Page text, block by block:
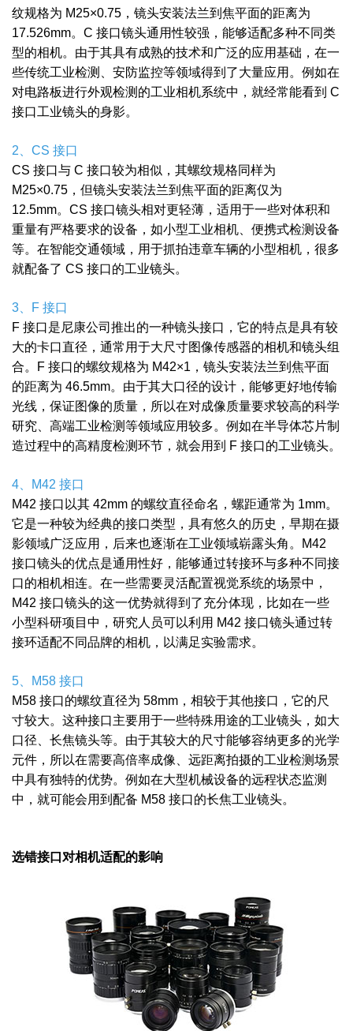
纹规格为 M25×0.75，镜头安装法兰到焦平面的距离为
17.526mm。C 接口镜头通用性较强，能够适配多种不同类
型的相机。由于其具有成熟的技术和广泛的应用基础，在一
些传统工业检测、安防监控等领域得到了大量应用。例如在
对电路板进行外观检测的工业相机系统中，就经常能看到 C
接口工业镜头的身影。
2、CS 接口
CS 接口与 C 接口较为相似，其螺纹规格同样为
M25×0.75，但镜头安装法兰到焦平面的距离仅为
12.5mm。CS 接口镜头相对更轻薄，适用于一些对体积和
重量有严格要求的设备，如小型工业相机、便携式检测设备
等。在智能交通领域，用于抓拍违章车辆的小型相机，很多
就配备了 CS 接口的工业镜头。
3、F 接口
F 接口是尼康公司推出的一种镜头接口，它的特点是具有较
大的卡口直径，通常用于大尺寸图像传感器的相机和镜头组
合。F 接口的螺纹规格为 M42×1，镜头安装法兰到焦平面
的距离为 46.5mm。由于其大口径的设计，能够更好地传输
光线，保证图像的质量，所以在对成像质量要求较高的科学
研究、高端工业检测等领域应用较多。例如在半导体芯片制
造过程中的高精度检测环节，就会用到 F 接口的工业镜头。
4、M42 接口
M42 接口以其 42mm 的螺纹直径命名，螺距通常为 1mm。
它是一种较为经典的接口类型，具有悠久的历史，早期在摄
影领域广泛应用，后来也逐渐在工业领域崭露头角。M42
接口镜头的优点是通用性好，能够通过转接环与多种不同接
口的相机相连。在一些需要灵活配置视觉系统的场景中，
M42 接口镜头的这一优势就得到了充分体现，比如在一些
小型科研项目中，研究人员可以利用 M42 接口镜头通过转
接环适配不同品牌的相机，以满足实验需求。
5、M58 接口
M58 接口的螺纹直径为 58mm，相较于其他接口，它的尺
寸较大。这种接口主要用于一些特殊用途的工业镜头，如大
口径、长焦镜头等。由于其较大的尺寸能够容纳更多的光学
元件，所以在需要高倍率成像、远距离拍摄的工业检测场景
中具有独特的优势。例如在大型机械设备的远程状态监测
中，就可能会用到配备 M58 接口的长焦工业镜头。
选错接口对相机适配的影响